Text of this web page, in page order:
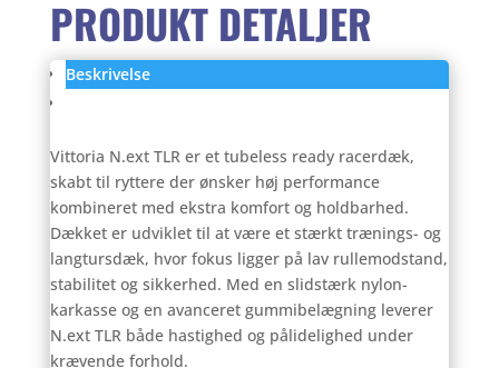
PRODUKT DETALJER
Beskrivelse
Vittoria N.ext TLR er et tubeless ready racerdæk,
skabt til ryttere der ønsker høj performance
kombineret med ekstra komfort og holdbarhed.
Dækket er udviklet til at være et stærkt trænings- og
langtursdæk, hvor fokus ligger på lav rullemodstand,
stabilitet og sikkerhed. Med en slidstærk nylon-
karkasse og en avanceret gummibelægning leverer
N.ext TLR både hastighed og pålidelighed under
krævende forhold.